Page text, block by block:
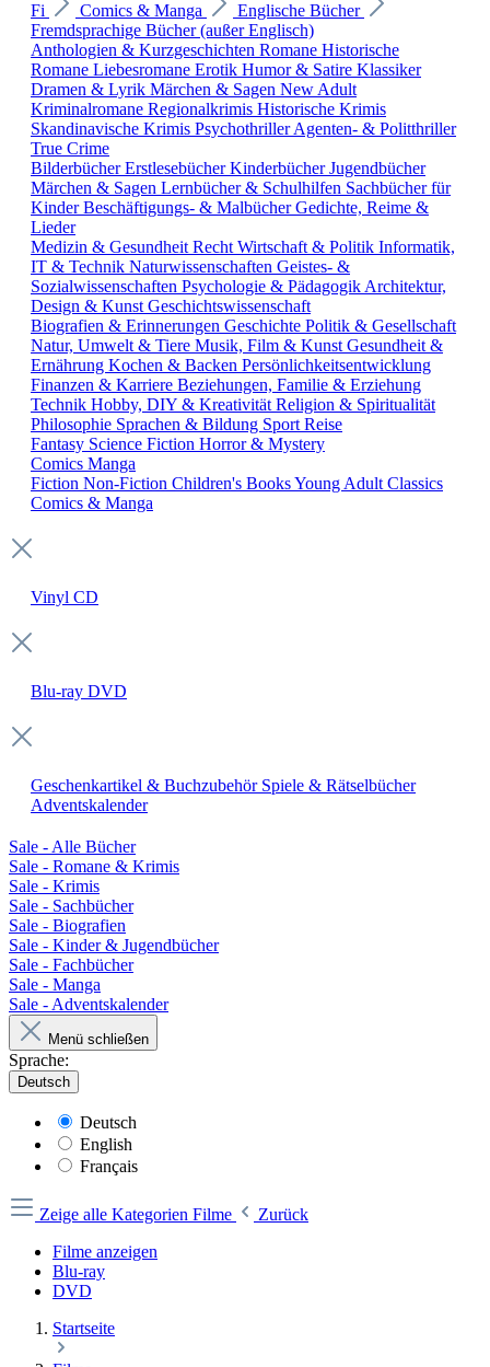
Fi
Comics & Manga
Englische Bücher
Fremdsprachige Bücher (außer Englisch)
Anthologien & Kurzgeschichten Romane Historische
Romane Liebesromane Erotik Humor & Satire Klassiker
Dramen & Lyrik Märchen & Sagen New Adult
Kriminalromane Regionalkrimis Historische Krimis
Skandinavische Krimis PsychothrillerAgenten- & Politthriller
True Crime
BilderbücherErstlesebücherKinderbücherJugendbücher
Märchen & Sagen Lernbücher & Schulhilfen Sachbücher für
KinderBeschäftigungs- & MalbücherGedichte, Reime &
Lieder
Medizin & Gesundheit Recht Wirtschaft & Politik Informatik,
IT & Technik Naturwissenschaften Geistes- &
Sozialwissenschaften Psychologie & Pädagogik Architektur,
Design & Kunst Geschichtswissenschaft
Biografien & Erinnerungen Geschichte Politik & Gesellschaft
Natur, Umwelt & Tiere Musik, Film & Kunst Gesundheit &
Ernährung Kochen & Backen Persönlichkeitsentwicklung
Finanzen & Karriere Beziehungen, Familie & Erziehung
Technik Hobby, DIY & Kreativität Religion & Spiritualität
Philosophie Sprachen & Bildung Sport Reise
Fantasy Science Fiction Horror & Mystery
Comics Manga
Fiction Non-Fiction Children's BooksYoung Adult Classics
Comics & Manga
Vinyl CD
Blu-ray DVD
Geschenkartikel & Buchzubehör Spiele & Rätselbücher
Adventskalender
Sale - Alle Bücher
Sale - Romane & Krimis
Sale - Krimis
Sale - Sachbücher
Sale - Biografien
Sale - Kinder & Jugendbücher
Sale - Fachbücher
Sale - Manga
Sale - Adventskalender
Menü schließen
Sprache:
Deutsch
Deutsch
English
Français
Zeige alle Kategorien Filme
Zurück
Filme anzeigen
Blu-ray
DVD
Startseite